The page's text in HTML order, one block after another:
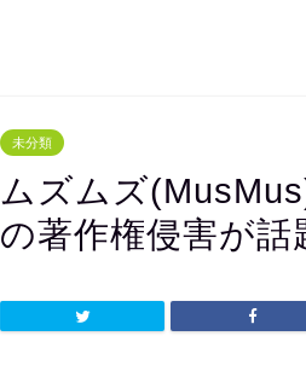
未分類
ムズムズ
の著作権侵害が話